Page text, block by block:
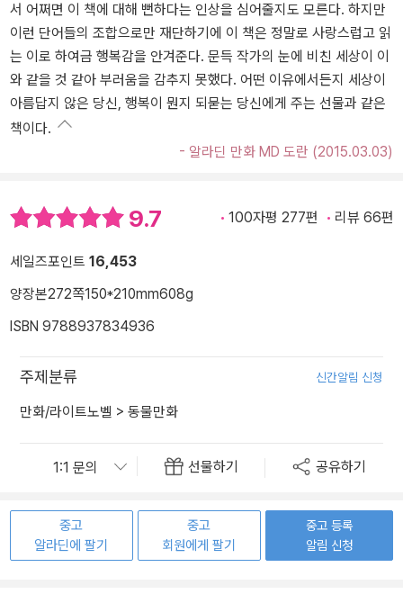
서 어쩌면 이 책에 대해 뻔하다는 인상을 심어줄지도 모른다. 하지만
이런 단어들의 조합으로만 재단하기에 이 책은 정말로 사랑스럽고 읽
는 이로 하여금 행복감을 안겨준다. 문득 작가의 눈에 비친 세상이 이
와 같을 것 같아 부러움을 감추지 못했다. 어떤 이유에서든지 세상이
아름답지 않은 당신, 행복이 뭔지 되묻는 당신에게 주는 선물과 같은
책이다.
- 알라딘 만화 MD 도란 (2015.03.03)
9.7 100자평 277편 리뷰 66편
세일즈포인트 16,453
양장본272쪽150*210mm608g
ISBN 9788937834936
주제분류 신간알림 신청
만화/라이트노벨 > 동물만화
선물하기 공유하기
중고
알라딘에 팔기
중고
회원에게 팔기
중고 등록
알림 신청